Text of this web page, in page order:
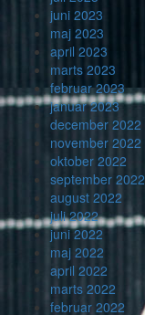
juni 2023
maj 2023
april 2023
marts 2023
februar 2023
januar 2023
december 2022
november 2022
oktober 2022
september 2022
august 2022
juli 2022
juni 2022
maj 2022
april 2022
marts 2022
februar 2022